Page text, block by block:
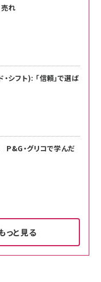
れ
フト): 「信頼」で選ば
P&G・グリコで学んだ
っと見る